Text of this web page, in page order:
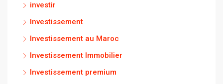
investir
Investissement
Investissement au Maroc
Investissement Immobilier
Investissement premium